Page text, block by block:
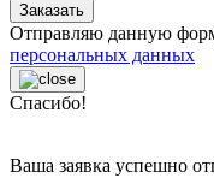
Заказать
Отправляю данную
персональных данных
Спасибо!
Ваша заявка успешно